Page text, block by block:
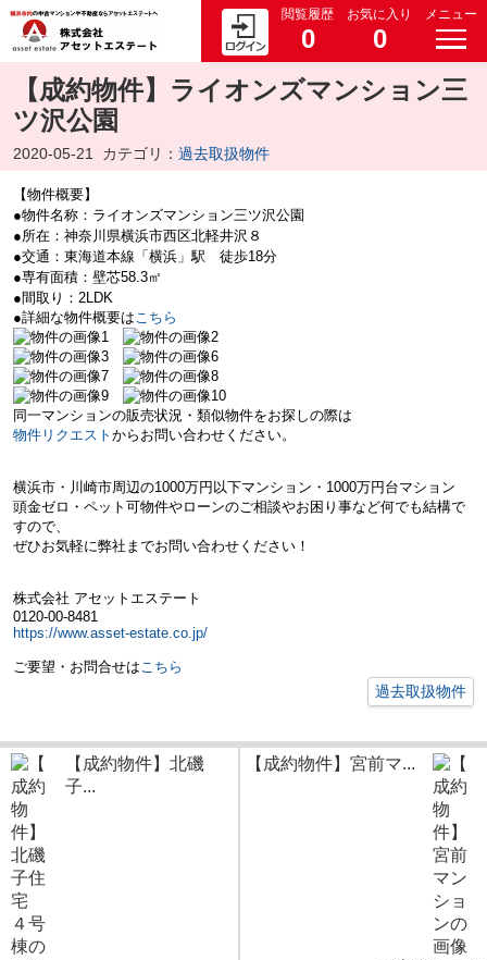
閲覧履歴
0
お気に入り
0
メニュー
【成約物件】ライオンズマンション三
ツ沢公園
2020-05-21 カテゴリ： 過去取扱物件
【物件概要】
●物件名称：ライオンズマンション三ツ沢公園
●所在：神奈川県横浜市西区北軽井沢８
●交通：東海道本線「横浜」駅 徒歩18分
●専有面積：壁芯58.3㎡
●間取り：2LDK
●詳細な物件概要はこちら
同一マンションの販売状況・類似物件をお探しの際は
物件リクエスト からお問い合わせください。
横浜市・川崎市周辺の1000万円以下マンション・ 1000万円台マション
頭金ゼロ・ペット可物件やローンのご相談やお困り事など何でも結構で
すので、
ぜひお気軽に弊社までお問い合わせください！
株式会社 アセットエステート
0120-00-8481
https://www.asset-estate.co.jp/
ご要望・お問合せはこちら
過去取扱物件
【成約物件】北磯
子...
【成約物件】宮前マ...